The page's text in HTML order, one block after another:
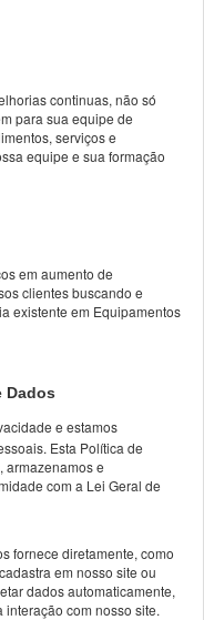
continuas, não só
para sua equipe de
serviços e
equipe e sua formação
em aumento de
clientes buscando e
existente em Equipamentos
Dados
e estamos
Esta Política de
armazenamos e
com a Lei Geral de
fornece diretamente, como
em nosso site ou
dados automaticamente,
com nosso site.